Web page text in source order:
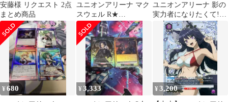
安藤様 リクエスト 2点
まとめ商品
ユニオンアリーナ マク
スウェル R★
UA18BT/NIK-1-089
ユニオンアリーナ 影の
実力者になりたくて!
ベアトリクス パラレル
R★
¥680 ¥3,333 ¥3,200